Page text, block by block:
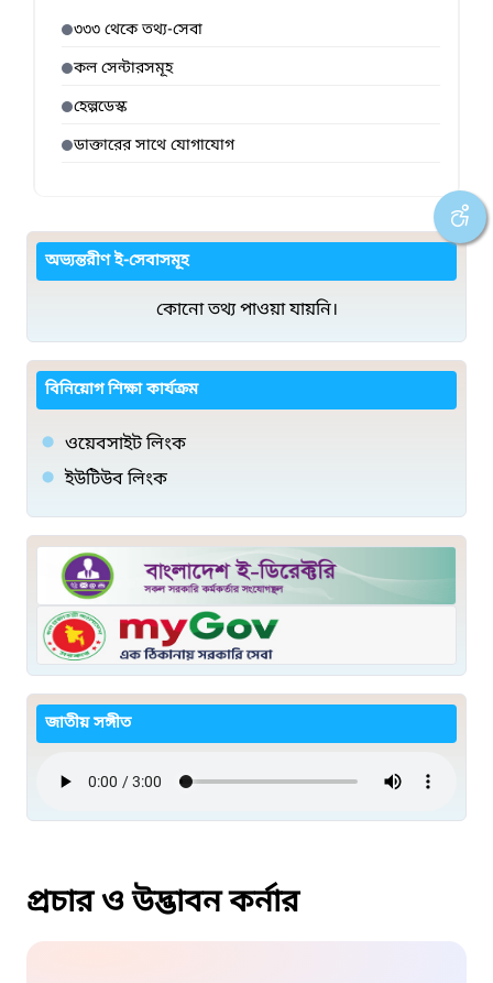
৩৩৩ থেকে তথ্য-সেবা
কল সেন্টারসমূহ
হেল্পডেস্ক
ডাক্তারের সাথে যোগাযোগ
অভ্যন্তরীণ ই-সেবাসমূহ
কোনো তথ্য পাওয়া যায়নি।
বিনিয়োগ শিক্ষা কার্যক্রম
ওয়েবসাইট লিংক
ইউটিউব লিংক
জাতীয় সঙ্গীত
প্রচার ও উদ্ভাবন কর্নার